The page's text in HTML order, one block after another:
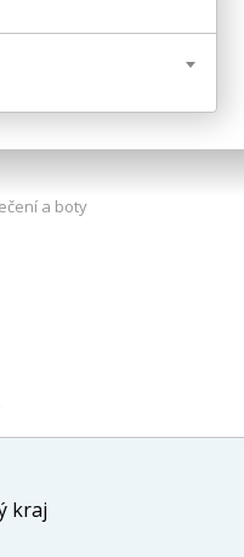
a boty
kraj